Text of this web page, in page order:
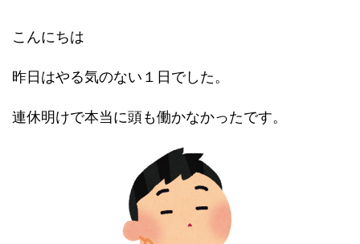
こんにちは
昨日はやる気のない１日でした。
連休明けで本当に頭も働かなかったです。